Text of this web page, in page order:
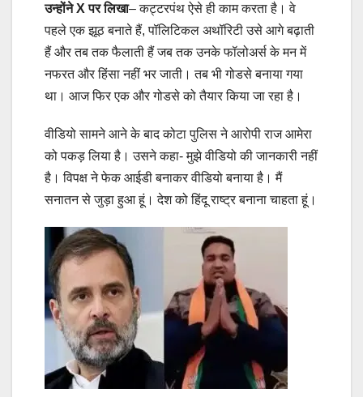
उन्होंने X पर लिखा– कट्टरपंथ ऐसे ही काम करता है। वे
पहले एक झूठ बनाते हैं, पॉलिटिकल अथॉरिटी उसे आगे बढ़ाती
हैं और तब तक फैलाती हैं जब तक उनके फॉलोअर्स के मन में
नफरत और हिंसा नहीं भर जाती। तब भी गोडसे बनाया गया
था। आज फिर एक और गोडसे को तैयार किया जा रहा है।
वीडियो सामने आने के बाद कोटा पुलिस ने आरोपी राज आमेरा
को पकड़ लिया है। उसने कहा- मुझे वीडियो की जानकारी नहीं
है। विपक्ष ने फेक आईडी बनाकर वीडियो बनाया है। मैं
सनातन से जुड़ा हुआ हूं। देश को हिंदू राष्ट्र बनाना चाहता हूं।